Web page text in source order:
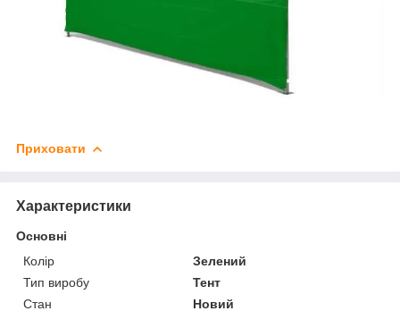
Приховати
Характеристики
Основні
Колір
Зелений
Тип виробу
Тент
Стан
Новий